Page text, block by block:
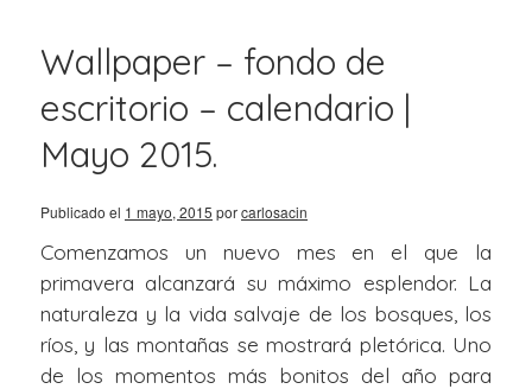
Wallpaper – fondo de
escritorio – calendario |
Mayo 2015.
Publicado el 1 mayo, 2015 porcarlosacin
Comenzamos un nuevo mes en el que la
primavera alcanzará su máximo esplendor. La
naturaleza y la vida salvaje de los bosques, los
ríos, y las montañas se mostrará pletórica. Uno
de los momentos más bonitos del año para